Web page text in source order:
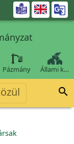

Pázmány Állami k…
